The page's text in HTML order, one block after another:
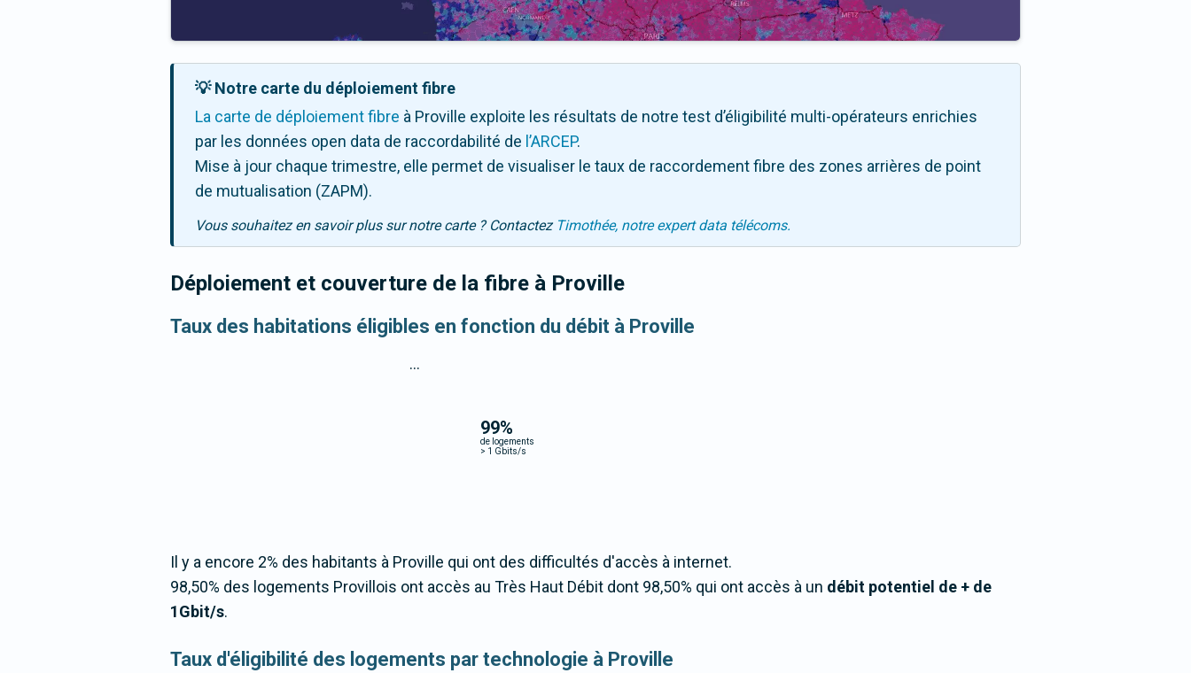
💡 Notre carte du déploiement fibre
La carte de déploiement fibre à Proville exploite les résultats de notre test d’éligibilité multi-opérateurs enrichies
par les données open data de raccordabilité de l’ARCEP.
Mise à jour chaque trimestre, elle permet de visualiser le taux de raccordement fibre des zones arrières de point
de mutualisation (ZAPM).
Vous souhaitez en savoir plus sur notre carte ? Contactez Timothée, notre expert data télécoms.
Déploiement et couverture de la fibre à Proville
Taux des habitations éligibles en fonction du débit à Proville
99%
de logements
> 1 Gbits/s
...
Il y a encore 2% des habitants à Proville qui ont des difficultés d'accès à internet.
98,50% des logements Provillois ont accès au Très Haut Débit dont 98,50% qui ont accès à un débit potentiel de + de
1Gbit/s.
Taux d'éligibilité des logements par technologie à Proville